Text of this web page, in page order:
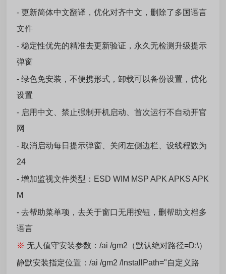
- 更新简体中文翻译，优化对齐中文，删除了多国语言
文件
- 稳定性优先的精准去更新验证，永久无检测升级提示
弹窗
- 绿色免安装，不便携形式，卸载可以备份设置，优化
设置
- 启用中文、禁止强制开机启动、首次运行不自动开官
网
- 取消启动每日提示弹窗、关闭左侧边栏、设线程数为
24
- 增加监视文件类型：ESD WIM MSP APK APKS APK
M
- 去帮助菜单项，去关于窗口无用按钮，删帮助文档多
语言
※ 无人值守安装参数：/ai /gm2（默认绝对路径=D:\）
静默安装指定位置：/ai /gm2 /InstallPath="自定义路